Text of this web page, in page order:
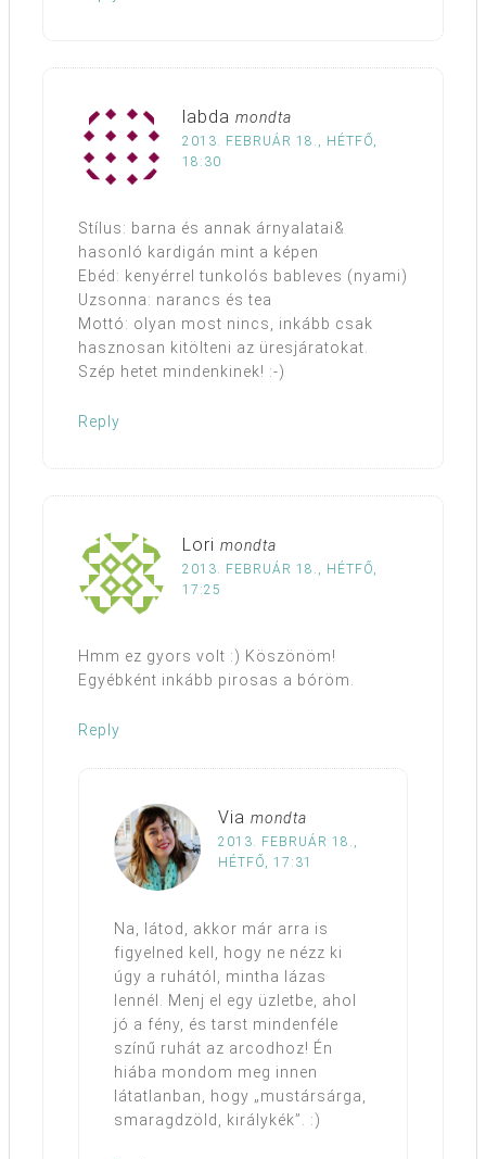
labda mondta
2013. FEBRUÁR 18., HÉTFŐ,
18:30
Stílus: barna és annak árnyalatai&
hasonló kardigán mint a képen
Ebéd: kenyérrel tunkolós bableves (nyami)
Uzsonna: narancs és tea
Mottó: olyan most nincs, inkább csak
hasznosan kitölteni az üresjáratokat.
Szép hetet mindenkinek! :-)
Reply
Lori mondta
2013. FEBRUÁR 18., HÉTFŐ,
17:25
Hmm ez gyors volt :) Köszönöm!
Egyébként inkább pirosas a bóröm.
Reply
Via mondta
2013. FEBRUÁR 18.,
HÉTFŐ, 17:31
Na, látod, akkor már arra is
figyelned kell, hogy ne nézz ki
úgy a ruhától, mintha lázas
lennél. Menj el egy üzletbe, ahol
jó a fény, és tarst mindenféle
színű ruhát az arcodhoz! Én
hiába mondom meg innen
látatlanban, hogy „mustársárga,
smaragdzöld, királykék”. :)